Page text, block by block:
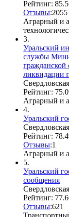
Рейтинг:
Отзывы:2055
Аграрный и
3.
Уральский
службы
ликвидации
Рейтинг:
Аграрный и
4.
Уральский
Рейтинг:
Отзывы:1
Аграрный и
5.
Уральский
сообщения
Рейтинг:
Отзывы:621